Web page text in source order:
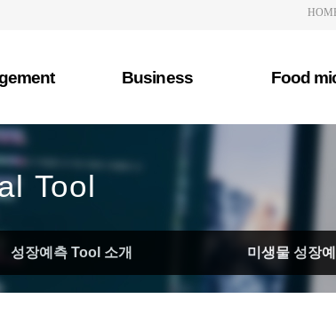
Business Food
Tool
성장예측 Tool 소개 미생물 성장